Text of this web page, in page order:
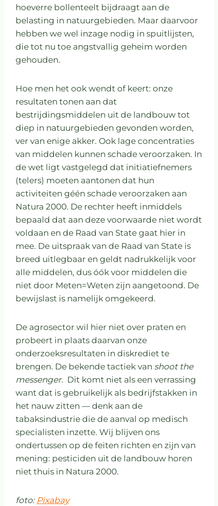
hoeverre bollenteelt bijdraagt aan de
belasting in natuurgebieden. Maar daarvoor
hebben we wel inzage nodig in spuitlijsten,
die tot nu toe angstvallig geheim worden
gehouden.
Hoe men het ook wendt of keert: onze
resultaten tonen aan dat
bestrijdingsmiddelen uit de landbouw tot
diep in natuurgebieden gevonden worden,
ver van enige akker. Ook lage concentraties
van middelen kunnen schade veroorzaken. In
de wet ligt vastgelegd dat initiatiefnemers
(telers) moeten aantonen dat hun
activiteiten géén schade veroorzaken aan
Natura 2000. De rechter heeft inmiddels
bepaald dat aan deze voorwaarde niet wordt
voldaan en de Raad van State gaat hier in
mee. De uitspraak van de Raad van State is
breed uitlegbaar en geldt nadrukkelijk voor
alle middelen, dus óók voor middelen die
niet door Meten=Weten zijn aangetoond. De
bewijslast is namelijk omgekeerd.
De agrosector wil hier niet over praten en
probeert in plaats daarvan onze
onderzoeksresultaten in diskrediet te
brengen. De bekende tactiek van shoot the
messenger. Dit komt niet als een verrassing
want dat is gebruikelijk als bedrijfstakken in
het nauw zitten — denk aan de
tabaksindustrie die de aanval op medisch
specialisten inzette. Wij blijven ons
ondertussen op de feiten richten en zijn van
mening: pesticiden uit de landbouw horen
niet thuis in Natura 2000.
foto: Pixabay